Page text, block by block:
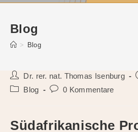
Blog
> Blog
Beitrags-
Autor:
Dr. rer. nat. Thomas Isenburg
Beitrags-
Blog
Beitrags-
0 Kommentare
Südafrikanische